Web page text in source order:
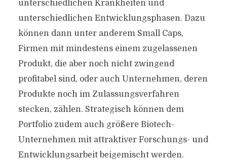
unterschiedlichen Krankheiten und
unterschiedlichen Entwicklungsphasen. Dazu
können dann unter anderem Small Caps,
Firmen mit mindestens einem zugelassenen
Produkt, die aber noch nicht zwingend
profitabel sind, oder auch Unternehmen, deren
Produkte noch im Zulassungsverfahren
stecken, zählen. Strategisch können dem
Portfolio zudem auch größere Biotech-
Unternehmen mit attraktiver Forschungs- und
Entwicklungsarbeit beigemischt werden.